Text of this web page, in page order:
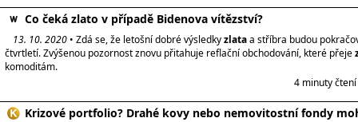
Co čeká zlato v případě Bidenova vítězství?
13. 10. 2020 • Zdá se, že letošní dobré výsledkyzlataa stříbra budou
čtvrtletí. Zvýšenou pozornost znovu přitahuje reflační obchodování, které přeje
komoditám.
4 minuty
Krizové portfolio? Drahé kovy nebo nemovitostní fondy